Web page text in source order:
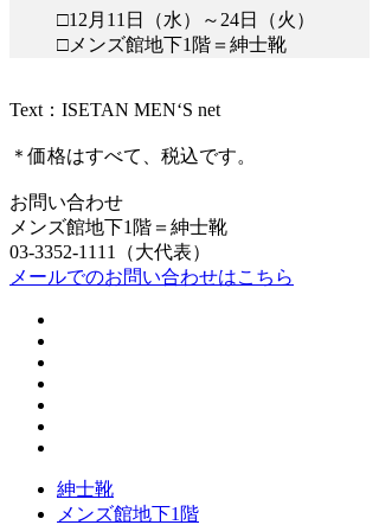
□12月11日（水）～24日（火）
□メンズ館地下1階＝紳士靴
Text：ISETAN MEN‘S net
＊価格はすべて、税込です。
お問い合わせ
メンズ館地下1階＝紳士靴
03-3352-1111（大代表）
メールでのお問い合わせはこちら
紳士靴
メンズ館地下1階